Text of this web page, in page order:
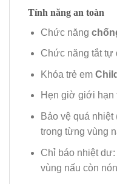
Tính năng an toàn
Chức năng
Chức năng tắt tự
Khóa trẻ em
Hẹn giờ giới hạn
Bảo vệ quá
trong từng vùng
Chỉ báo nhiệt dư:
vùng nấu còn